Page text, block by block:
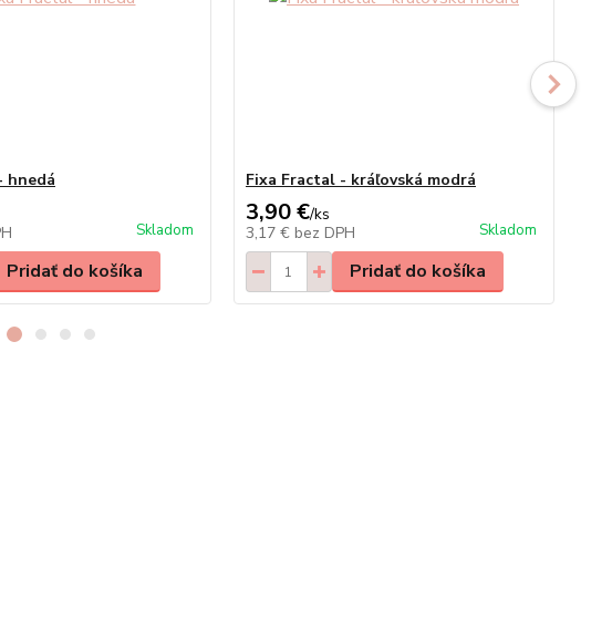
hnedá
Skladom
Pridať do košíka
Fixa Fractal - kráľovská modrá
3,90 €/ks
3,17 € bez DPH Skladom
Pridať do košíka